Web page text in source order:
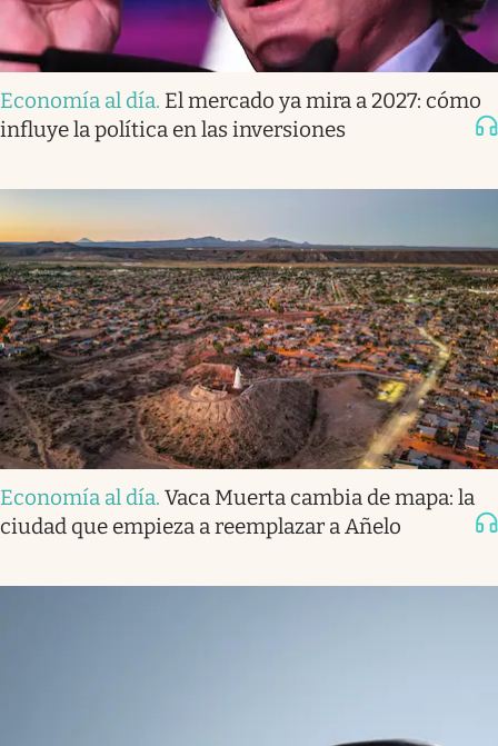
Economía al día. El mercado ya mira a 2027: cómo
influye la política en las inversiones
Economía al día. Vaca Muerta cambia de mapa: la
ciudad que empieza a reemplazar a Añelo